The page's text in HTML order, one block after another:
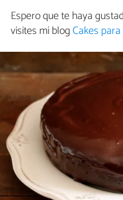
Espero que te haya
visites mi blogCakes